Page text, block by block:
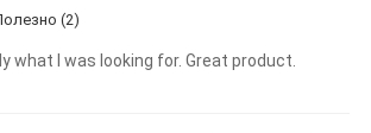
изоляционная панель
(2)
what I was looking for. Great product.